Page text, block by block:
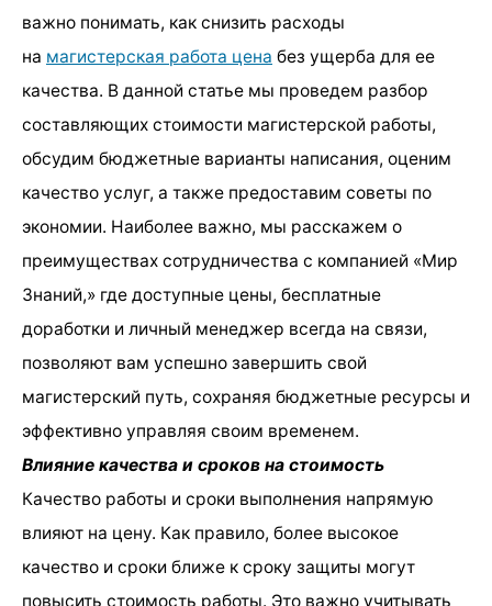
важно понимать, как снизить расходы
на магистерская работа цена без ущерба для ее
качества. В данной статье мы проведем разбор
составляющих стоимости магистерской работы,
обсудим бюджетные варианты написания, оценим
качество услуг, а также предоставим советы по
экономии. Наиболее важно, мы расскажем о
преимуществах сотрудничества с компанией «Мир
Знаний,» где доступные цены, бесплатные
доработки и личный менеджер всегда на связи,
позволяют вам успешно завершить свой
магистерский путь, сохраняя бюджетные ресурсы и
эффективно управляя своим временем.
Влияние качества и сроков на стоимость
Качество работы и сроки выполнения напрямую
влияют на цену. Как правило, более высокое
качество и сроки ближе к сроку защиты могут
повысить стоимость работы. Это важно учитывать